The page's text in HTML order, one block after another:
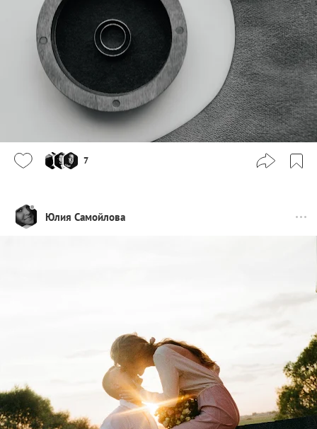
7
Юлия Самойлова